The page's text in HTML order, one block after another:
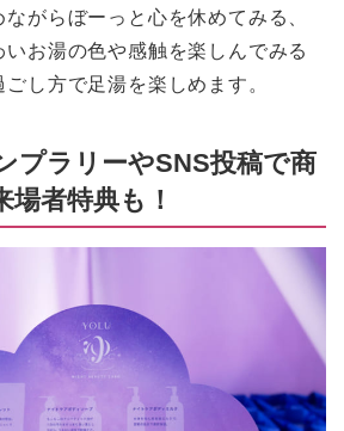
がらぼーっと心を休めてみる、
お湯の色や感触を楽しんでみる
し方で足湯を楽しめます。
プラリーやSNS投稿で商
者特典も！